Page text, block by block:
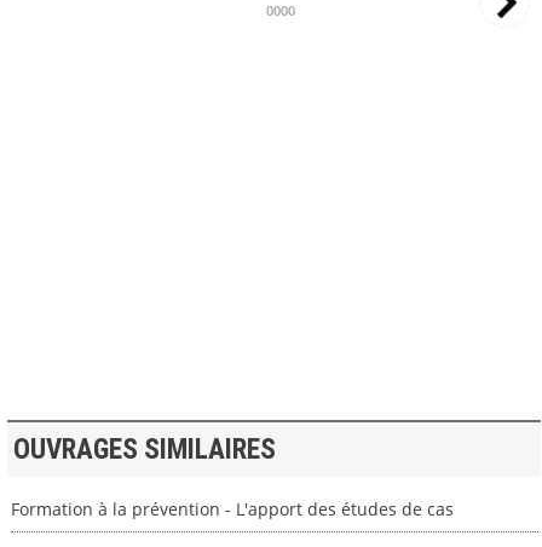
0000
OUVRAGES SIMILAIRES
Formation à la prévention - L'apport des études de cas